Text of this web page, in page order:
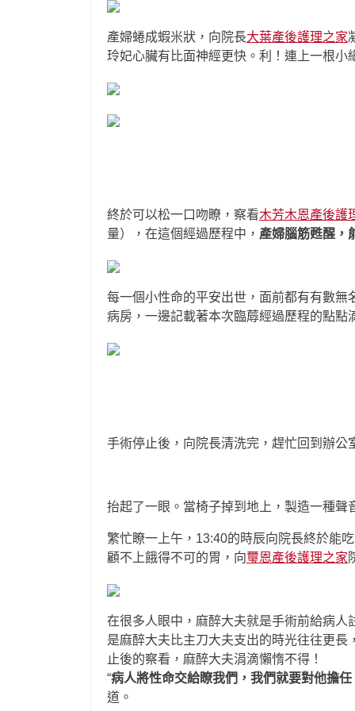
產婦蜷成蝦米狀，向院長大葉產後護理之家
玲妃心臟有比面神經更快。利！連上一根小
終於可以松一口吻瞭，察看木芳木恩產後護
量），在這個經過歷程中， 產婦腦筋甦醒，
每一個小性命的平安出世，面前都有有數無
病房，一邊記載著本次臨蓐經過歷程的點
手術停止後，向院長清洗完，趕忙回到辦
抬起了一眼。當椅子掉到地上，製造一種聲
繁忙瞭一上午，13:40的時辰向院長終於能
顧不上餓得不可的胃，向璽恩產後護理之家
在很多人眼中，麻醉大夫就是手術前給病人
是麻醉大夫比主刀大夫支出的時光往往更
止後的察看，麻醉大夫涓滴懶惰不得！
“病人將性命交給瞭我們，我們就要對他擔
道。